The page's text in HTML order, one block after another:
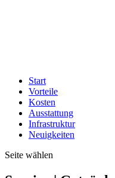
Start
Vorteile
Kosten
Ausstattung
Infrastruktur
Neuigkeiten
Seite wählen